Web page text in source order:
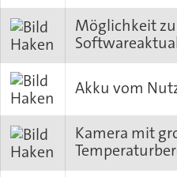
Möglichkeit
Akku vom
Kamera mit